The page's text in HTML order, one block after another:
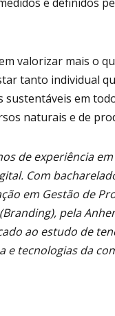
valorizar mais o
tanto individual
em
naturais e de
de experiência
Com
em Gestão de
pela
ao estudo de
e tecnologias da